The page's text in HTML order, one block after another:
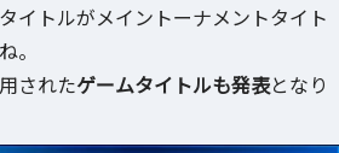
イトルがメイントーナメントタイト
。
されたゲームタイトルも発表となり